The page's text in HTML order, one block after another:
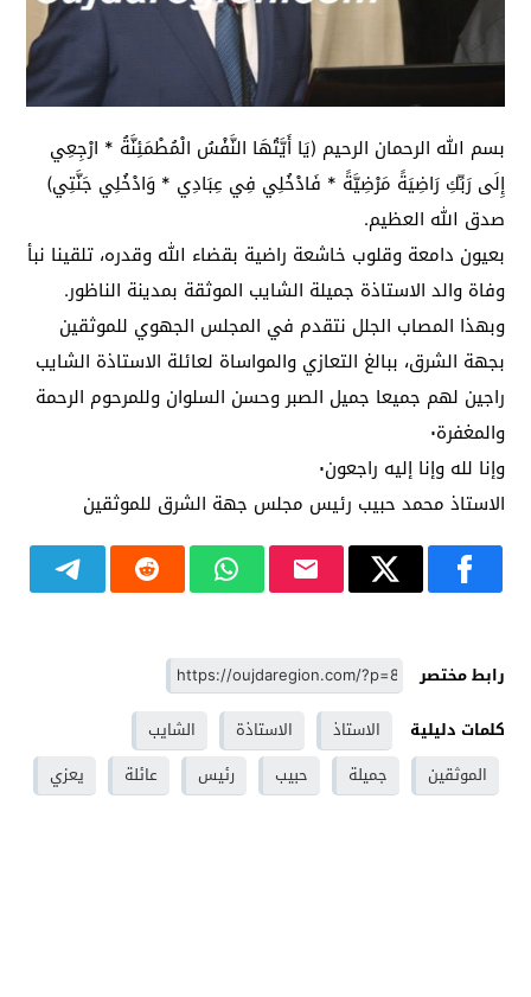
بسم الله الرحمان الرحيم (يَا أَيَّتُهَا النَّفْسُ الْمُطْمَئِنَّةُ * ارْجِعِي
إِلَى رَبِّكِ رَاضِيَةً مَرْضِيَّةً * فَادْخُلِي فِي عِبَادِي * وَادْخُلِي جَنَّتِي)
صدق الله العظيم.
بعيون دامعة وقلوب خاشعة راضية بقضاء الله وقدره، تلقينا نبأ
وفاة والد الاستاذة جميلة الشايب الموثقة بمدينة الناظور.
وبهذا المصاب الجلل نتقدم في المجلس الجهوي للموثقين
بجهة الشرق، ببالغ التعازي والمواساة لعائلة الاستاذة الشايب
راجين لهم جميعا جميل الصبر وحسن السلوان وللمرحوم الرحمة
والمغفرة٠
وإنا لله وإنا إليه راجعون٠
الاستاذ محمد حبيب رئيس مجلس جهة الشرق للموثقين
رابط مختصر
كلمات دليلية
الاستاذ الاستاذة
الشايب
الموثقين
جميلة حبيب رئيس عائلة يعزي